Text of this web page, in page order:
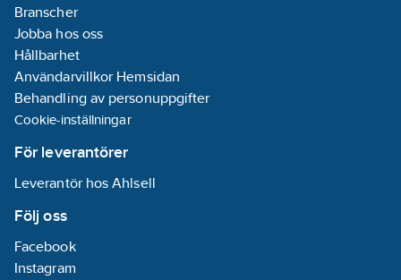
Branscher
Jobba hos oss
Hållbarhet
Användarvillkor Hemsidan
Behandling av personuppgifter
Cookie-inställningar
För leverantörer
Leverantör hos Ahlsell
Följ oss
Facebook
Instagram